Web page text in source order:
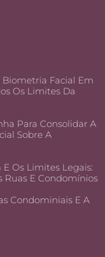
Biometria Facial Em
Os Limites Da
Para Consolidar A
Sobre A
Os Limites Legais:
Ruas E Condomínios
Condominiais E A